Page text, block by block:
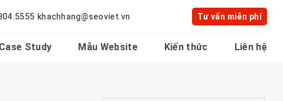
khachhang@seoviet.vn Tư vấn miễn phí
Case Study Mẫu Website Kiến thức Liên hệ